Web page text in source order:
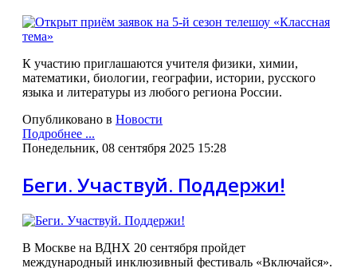
К участию приглашаются учителя физики, химии,
математики, биологии, географии, истории, русского
языка и литературы из любого региона России.
Опубликовано в Новости
Подробнее ...
Понедельник, 08 сентября 2025 15:28
Беги. Участвуй. Поддержи!
В Москве на ВДНХ 20 сентября пройдет
международный инклюзивный фестиваль «Включайся».